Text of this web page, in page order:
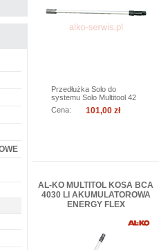
Przedłużka Solo do
systemu Solo Multitool 42
z serii...
Cena: 101,00 zł
AL-KO MULTITOL KOSA BCA
4030 LI AKUMULATOROWA
ENERGY FLEX